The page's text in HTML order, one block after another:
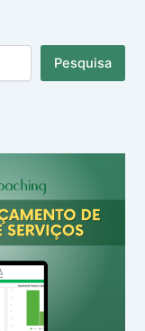
Pesquisa